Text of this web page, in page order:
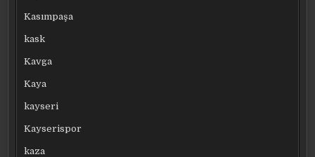
Kasımpaşa
kask
Kavga
Kaya
kayseri
Kayserispor
kaza